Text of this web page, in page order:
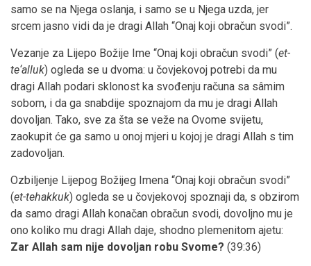
samo se na Njega oslanja, i samo se u Njega uzda, jer
srcem jasno vidi da je dragi Allah “Onaj koji obračun svodi”.
Vezanje za Lijepo Božije Ime “Onaj koji obračun svodi” (et-
te‘alluk) ogleda se u dvoma: u čovjekovoj potrebi da mu
dragi Allah podari sklonost ka svođenju računa sa sâmim
sobom, i da ga snabdije spoznajom da mu je dragi Allah
dovoljan. Tako, sve za šta se veže na Ovome svijetu,
zaokupit će ga samo u onoj mjeri u kojoj je dragi Allah s tim
zadovoljan.
Ozbiljenje Lijepog Božijeg Imena “Onaj koji obračun svodi”
(et-tehakkuk) ogleda se u čovjekovoj spoznaji da, s obzirom
da samo dragi Allah konačan obračun svodi, dovoljno mu je
ono koliko mu dragi Allah daje, shodno plemenitom ajetu:
Zar Allah sam nije dovoljan robu Svome? (39:36)